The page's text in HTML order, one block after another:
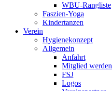
WBU-Rangliste
Faszien-Yoga
Kindertanzen
Verein
Hygienekonzept
Allgemein
Anfahrt
Mitglied werden
FSJ
Logos